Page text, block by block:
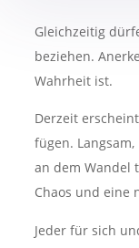
Gleichzeitig
beziehen.
Wahrheit ist.
Derzeit
fügen.
an dem Wandel
Chaos und eine
Jeder für sich